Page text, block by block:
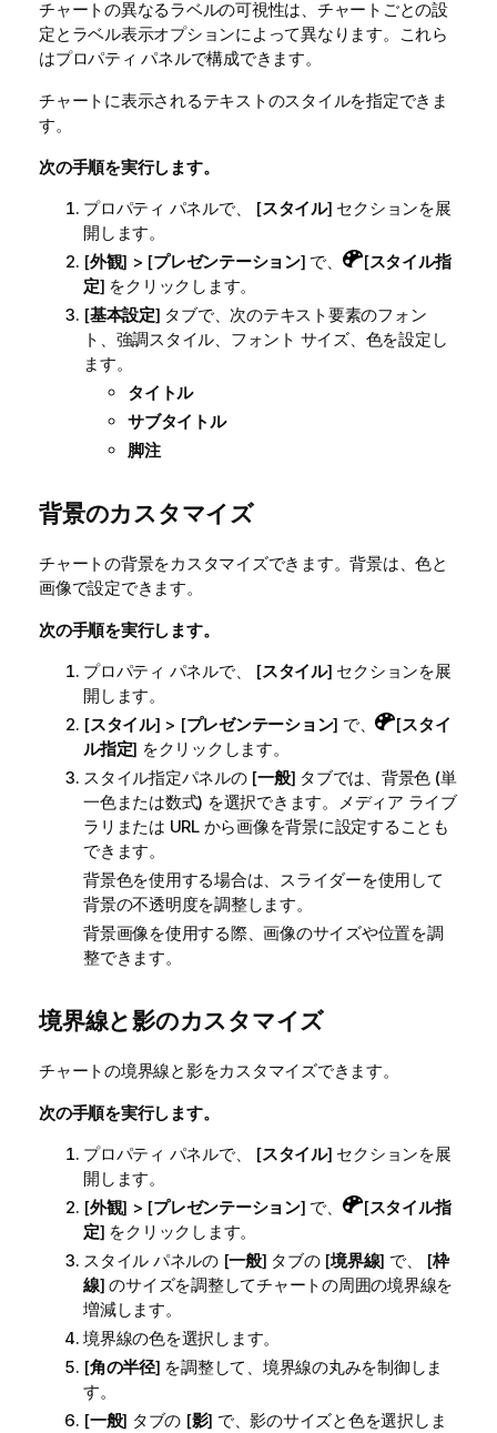
チャートの異なるラベルの可視性は、チャートごとの設
定とラベル表示オプションによって異なります。これら
はプロパティ パネルで構成できます。
チャートに表示されるテキストのスタイルを指定できま
す。
次の手順を実行します。
プロパティ パネルで、 [スタイル] セクションを展
開します。
[外観] > [プレゼンテーション] で、 [スタイル指
定] をクリックします。
[基本設定] タブで、次のテキスト要素のフォン
ト、強調スタイル、フォント サイズ、色を設定し
ます。
タイトル
サブタイトル
脚注
背景のカスタマイズ
チャートの背景をカスタマイズできます。背景は、色と
画像で設定できます。
次の手順を実行します。
プロパティ パネルで、 [スタイル] セクションを展
開します。
[スタイル] > [プレゼンテーション] で、 [スタイ
ル指定] をクリックします。
スタイル指定パネルの [一般] タブでは、背景色 (単
一色または数式) を選択できます。メディア ライブ
ラリまたは URL から画像を背景に設定することも
できます。
背景色を使用する場合は、スライダーを使用して
背景の不透明度を調整します。
背景画像を使用する際、画像のサイズや位置を調
整できます。
境界線と影のカスタマイズ
チャートの境界線と影をカスタマイズできます。
次の手順を実行します。
プロパティ パネルで、 [スタイル] セクションを展
開します。
[外観] > [プレゼンテーション] で、 [スタイル指
定] をクリックします。
スタイル パネルの [一般] タブの [境界線] で、 [枠
線] のサイズを調整してチャートの周囲の境界線を
増減します。
境界線の色を選択します。
[角の半径] を調整して、境界線の丸みを制御しま
す。
[一般] タブの [影] で、影のサイズと色を選択しま